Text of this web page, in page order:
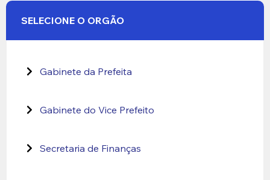
SELECIONE O ORGÃO
Gabinete da Prefeita
Gabinete do Vice Prefeito
Secretaria de Finanças